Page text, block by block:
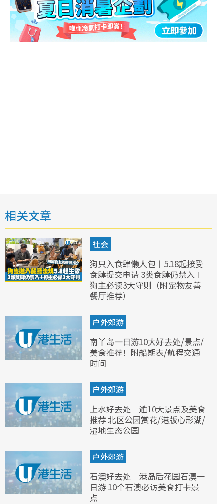
相关文章
社会
狗只入食肆懒人包︱5.18起接受
食肆提交申请 3类食肆仍禁入＋
狗主必读3大守则（附宠物友善
餐厅推荐）
户外郊游
南丫岛一日游10大好去处/景点/
美食推荐！附船期表/航程交通
时间
户外郊游
上水好去处︱逾10大景点及美食
推荐 北区公园赏花/港版心形湖/
湿地生态公园
户外郊游
石澳好去处︱港岛后花园石澳一
日游 10个石澳必访美食打卡景
点